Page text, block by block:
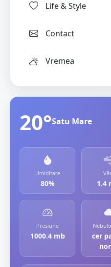
Life & Style
Contact
Vremea
20°Satu Mare
Umiditate
80% 1.4
Presiune
1000.4 mb
cer